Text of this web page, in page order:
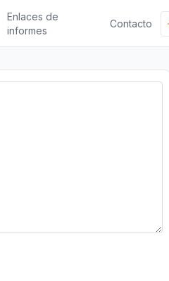
Enlaces de
informes
Contacto